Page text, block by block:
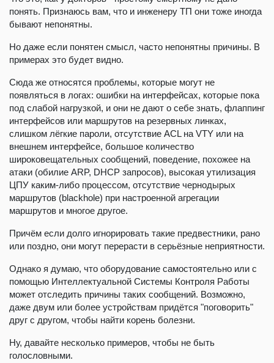
понять. Признаюсь вам, что и инженеру ТП они тоже иногда
бывают непонятны.
Но даже если понятен смысл, часто непонятны причины. В
примерах это будет видно.
Сюда же относятся проблемы, которые могут не
появляться в логах: ошибки на интерфейсах, которые пока
под слабой нагрузкой, и они не дают о себе знать, флаппинг
интерфейсов или маршрутов на резервных линках,
слишком лёгкие пароли, отсутствие ACL на VTY или на
внешнем интерфейсе, большое количество
широковещательных сообщений, поведение, похожее на
атаки (обилие ARP, DHCP запросов), высокая утилизация
ЦПУ каким-либо процессом, отсутствие чернодырых
маршрутов (blackhole) при настроенной агрегации
маршрутов и многое другое.
Причём если долго игнорировать такие предвестники, рано
или поздно, они могут перерасти в серьёзные неприятности.
Однако я думаю, что оборудование самостоятельно или с
помощью Интеллектуальной Системы Контроля Работы
может отследить причины таких сообщений. Возможно,
даже двум или более устройствам придётся "поговорить"
друг с другом, чтобы найти корень болезни.
Ну, давайте несколько примеров, чтобы не быть
голословными.